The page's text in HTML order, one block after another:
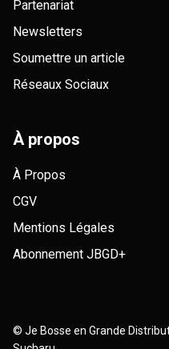
Partenariat
Newsletters
Soumettre un article
Réseaux Sociaux
À propos
À Propos
CGV
Mentions Légales
Abonnement JBGD+
© Je Bosse en Grande